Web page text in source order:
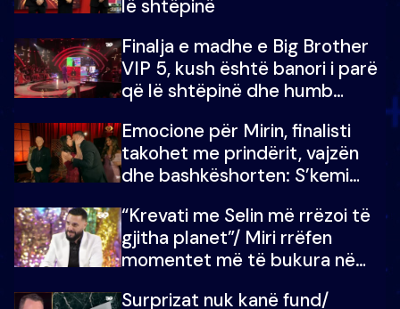
lë shtëpinë
Finalja e madhe e Big Brother
VIP 5, kush është banori i parë
që lë shtëpinë dhe humb
çmimin e madh
Emocione për Mirin, finalisti
takohet me prindërit, vajzën
dhe bashkëshorten: S’kemi
“Krevati me Selin më rrëzoi të
gjitha planet”/ Miri rrëfen
momentet më të bukura në
mungojë zilja e mëngjesit kur…
Surprizat nuk kanë fund/